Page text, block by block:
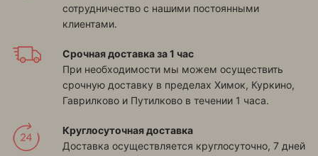
сотрудничество с нашими постоянными
клиентами.
Срочная доставка за 1 час
При необходимости мы можем осуществить
срочную доставку в пределах Химок, Куркино,
Гаврилково и Путилково в течении 1 часа.
Круглосуточная доставка
Доставка осуществляется круглосуточно, 7 дней